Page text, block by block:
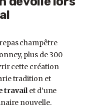
champêtre
plus de 300
cette création
tradition et
travailet d’une
nouvelle.